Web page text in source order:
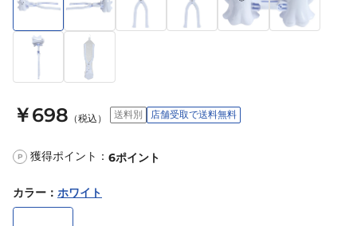
￥698 （税込） 送料別 店舗受取で送料無料
P 獲得ポイント： 6ポイント
カラー ： ホワイト